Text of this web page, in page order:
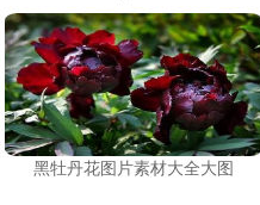
黑牡丹花图片素材大全大图